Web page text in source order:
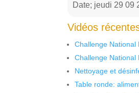
Date; jeudi 29 09
Vidéos
Challenge National
Challenge National
Nettoyage et
Table ronde: